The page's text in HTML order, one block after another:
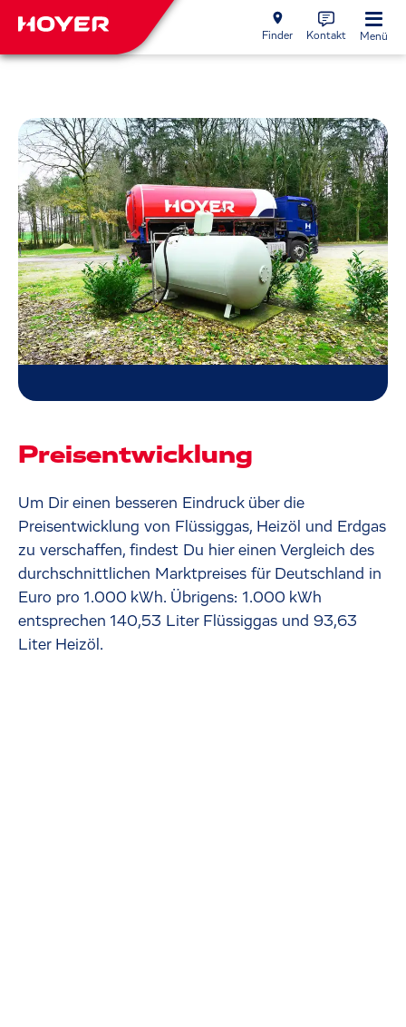
Finder Kontakt Menü
Preisentwicklung
Um Dir einen besseren Eindruck über die
Preisentwicklung von Flüssiggas, Heizöl und Erdgas
zu verschaffen, findest Du hier einen Vergleich des
durchschnittlichen Marktpreises für Deutschland in
Euro pro 1.000 kWh. Übrigens: 1.000 kWh
entsprechen 140,53 Liter Flüssiggas und 93,63
Liter Heizöl.